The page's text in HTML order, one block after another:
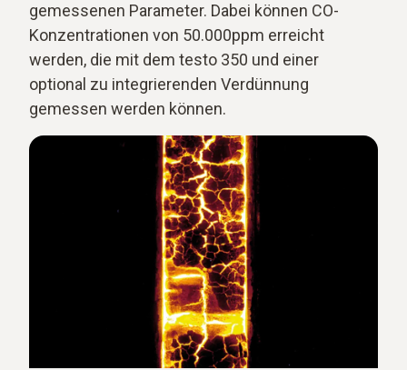
gemessenen Parameter. Dabei können CO-
Konzentrationen von 50.000ppm erreicht
werden, die mit dem testo 350 und einer
optional zu integrierenden Verdünnung
gemessen werden können.